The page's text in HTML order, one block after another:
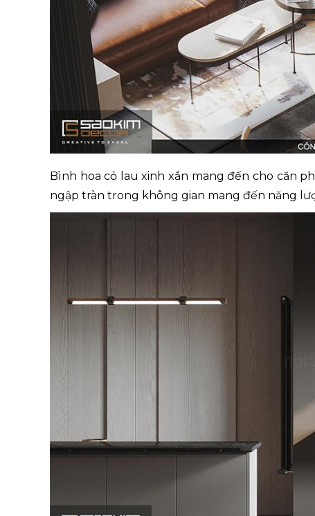
Bình hoa cỏ lau xinh xắn mang đến cho căn
ngập tràn trong không gian mang đến năng